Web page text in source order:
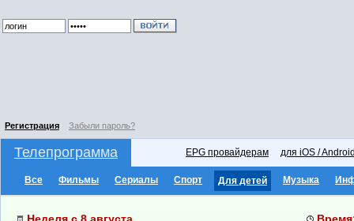
Регистрация Забыли пароль?
Телепрограмма EPG провайдерам для iOS /
Все Фильмы Сериалы Спорт Для детей Музыка